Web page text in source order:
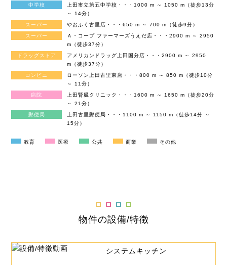
中学校
上田市立第五中学校・・・1000 m ～ 1050 m（徒歩13分
～ 14分）
スーパー
やおふく古里店・・・650 m ～ 700 m（徒歩9分）
スーパー
Ａ・コープ ファーマーズうえだ店・・・2900 m ～ 2950
m（徒歩37分）
ドラッグストア
アメリカンドラッグ上田国分店・・・2900 m ～ 2950
m（徒歩37分）
コンビニ
ローソン上田古里東店・・・800 m ～ 850 m（徒歩10分
～ 11分）
病院
上田腎臓クリニック・・・1600 m ～ 1650 m（徒歩20分
～ 21分）
郵便局
上田古里郵便局・・・1100 m ～ 1150 m（徒歩14分 ～
15分）
教育 医療 公共 商業 その他
物件の設備/特徴
システムキッチン